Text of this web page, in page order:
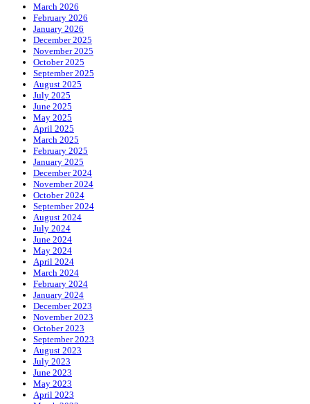
March 2026
February 2026
January 2026
December 2025
November 2025
October 2025
September 2025
August 2025
July 2025
June 2025
May 2025
April 2025
March 2025
February 2025
January 2025
December 2024
November 2024
October 2024
September 2024
August 2024
July 2024
June 2024
May 2024
April 2024
March 2024
February 2024
January 2024
December 2023
November 2023
October 2023
September 2023
August 2023
July 2023
June 2023
May 2023
April 2023